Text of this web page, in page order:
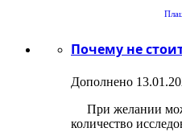
Почему не
Дополнено
При желании
количество